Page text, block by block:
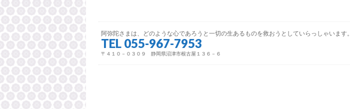
阿弥陀さまは、どのような心であろうと一切の生あるものを救おうとしていらっしゃいます。
TEL 055-967-7953
〒４１０－０３０９ 静岡県沼津市根古屋１３６－６